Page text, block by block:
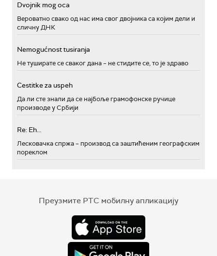
Dvojnik mog oca
Вероватно свако од нас има свог двојника са којим дели и
сличну ДНК
Nemogućnost tusiranja
Не туширате се сваког дана – не стидите се, то је здраво
Cestitke za uspeh
Да ли сте знали да се најбоље грамофонске ручице
производе у Србији
Re: Eh...
Лесковачка спржа – производ са заштићеним географским
пореклом
Преузмите РТС мобилну апликацију